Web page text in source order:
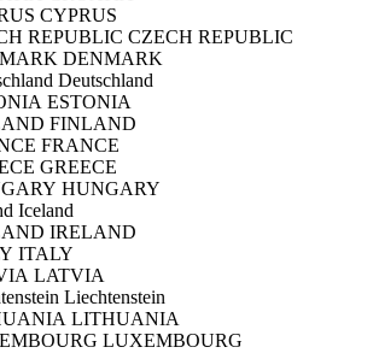
CYPRUS
CZECH REPUBLIC
DENMARK
Deutschland
ESTONIA
FINLAND
FRANCE
GREECE
HUNGARY
Iceland
IRELAND
ITALY
LATVIA
Liechtenstein
LITHUANIA
LUXEMBOURG